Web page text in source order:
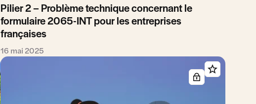
Pilier 2 – Problème technique concernant le
formulaire 2065-INT pour les entreprises
françaises
16 mai 2025